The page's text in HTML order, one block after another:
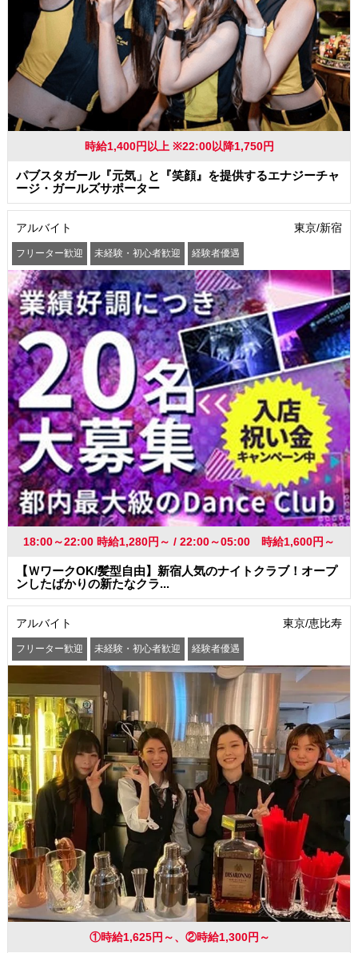
時給1,400円以上 ※22:00以降1,750円
パブスタガール『元気」と『笑顔』を提供するエナジーチャ
ージ・ガールズサポーター
アルバイト 東京/新宿
フリーター歓迎 未経験・初心者歓迎 経験者優遇
学歴(中卒・高卒)不問 友達と一緒に応募OK 昇給あり
高収入・高額・高給 髪型・髪色自由 ネイルOK 駅から徒歩5分以内
社員登用あり
18:00～22:00 時給1,280円～ / 22:00～05:00 時給1,600円～
【ＷワークOK/髪型自由】新宿人気のナイトクラブ！オープ
ンしたばかりの新たなクラ...
アルバイト 東京/恵比寿
フリーター歓迎 未経験・初心者歓迎 経験者優遇
学歴(中卒・高卒)不問 友達と一緒に応募OK 昇給あり 髪型・髪色自由
ネイルOK 駅から徒歩5分以内 まかない・食事補助 社員登用あり
①時給1,625円～、②時給1,300円～